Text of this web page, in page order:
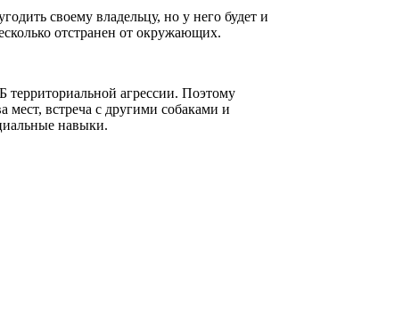
своему владельцу, но у него будет и
отстранен от окружающих.
территориальной агрессии. Поэтому
встреча с другими собаками и
навыки.